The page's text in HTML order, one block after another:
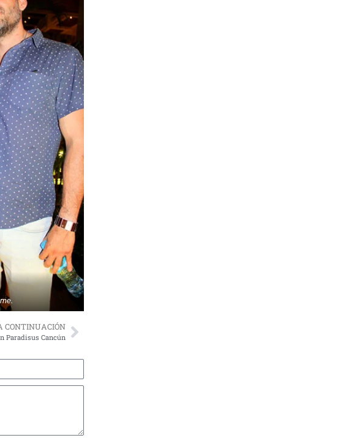
CONTINUACIÓN
Paradisus Cancún